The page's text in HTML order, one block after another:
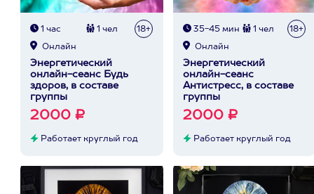
1 час 1 чел 18+
Онлайн
Энергетический
онлайн-сеанс Будь
здоров, в составе
группы
2000 ₽
Работает круглый год
35-45 мин 1 чел 18+
Онлайн
Энергетический
онлайн-сеанс
Антистресс, в составе
группы
2000 ₽
Работает круглый год